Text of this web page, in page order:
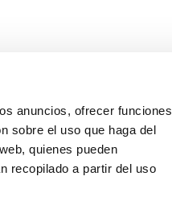
anuncios, ofrecer funciones
sobre el uso que haga del
quienes pueden
recopilado a partir del uso